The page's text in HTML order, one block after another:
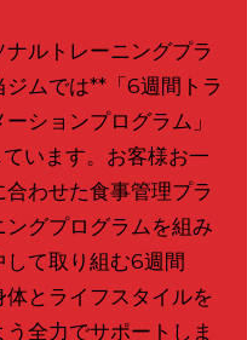
ルトレーニングプラ
ジムでは**「6週間トラ
ションプログラム」
います。お客様お一
合わせた食事管理プラ
ングプログラムを組み
して取り組む6週間
体とライフスタイルを
全力でサポートしま